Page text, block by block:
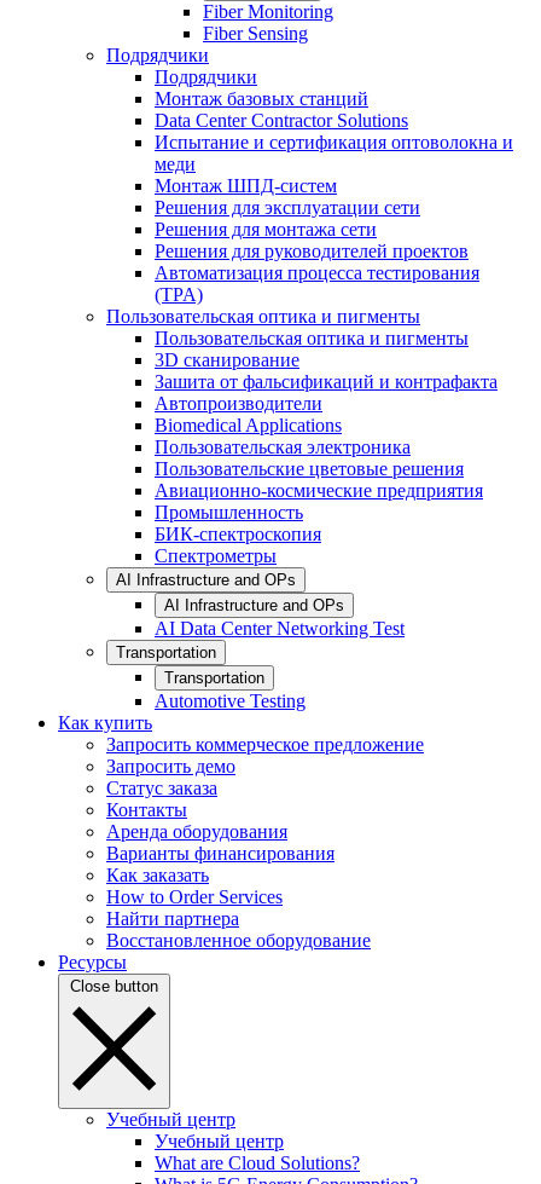
Fiber Monitoring
Fiber Sensing
Подрядчики
Подрядчики
Монтаж базовых станций
Data Center Contractor Solutions
Испытание и сертификация оптоволокна и
меди
Монтаж ШПД-систем
Решения для эксплуатации сети
Решения для монтажа сети
Решения для руководителей проектов
Автоматизация процесса тестирования
(TPA)
Пользовательская оптика и пигменты
Пользовательская оптика и пигменты
3D сканирование
Зашита от фальсификаций и контрафакта
Автопроизводители
Biomedical Applications
Пользовательская электроника
Пользовательские цветовые решения
Авиационно-космические предприятия
Промышленность
БИК-спектроскопия
Спектрометры
AI Infrastructure and OPs
AI Infrastructure and OPs
AI Data Center Networking Test
Transportation
Transportation
Automotive Testing
Как купить
Запросить коммерческое предложение
Запросить демо
Статус заказа
Контакты
Аренда оборудования
Варианты финансирования
Как заказать
How to Order Services
Найти партнера
Восстановленное оборудование
Ресурсы
Close button
Учебный центр
Учебный центр
What are Cloud Solutions?